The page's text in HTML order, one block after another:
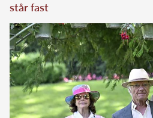
står fast